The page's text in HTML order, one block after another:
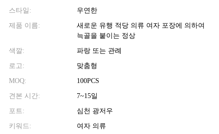
스타일: 우연한
제품 이름:
새로운 유행 적당 의류 여자 포장에 의하여
늑골을 붙이는 정상
색깔: 파랑 또는 관례
로고: 맞춤형
MOQ: 100PCS
견본 시간: 7~15일
포트: 심천 광저우
키워드: 여자 의류